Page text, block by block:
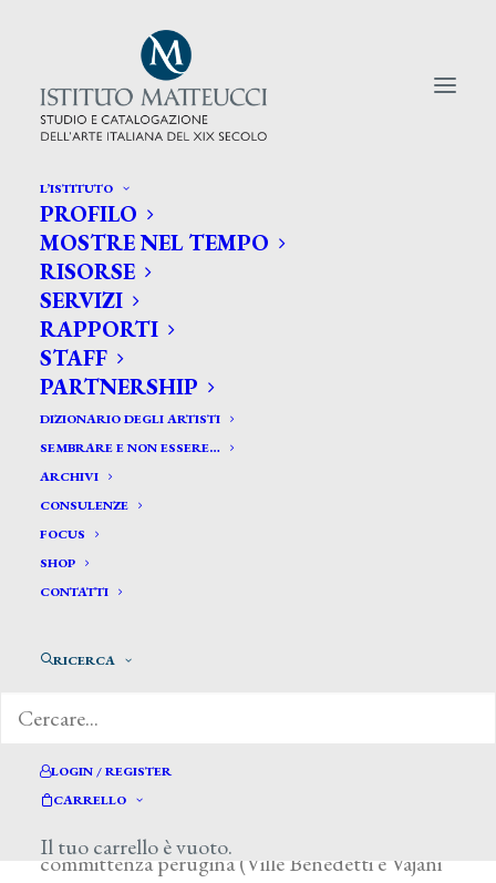
L’ISTITUTO
PROFILO
MOSTRE NEL TEMPO
RISORSE
SERVIZI
RAPPORTI
STAFF
PARTNERSHIP
DIZIONARIO DEGLI ARTISTI
SEMBRARE E NON ESSERE…
ARCHIVI
CONSULENZE
FOCUS
SHOP
CONTATTI
RICERCA
LOGIN / REGISTER
CARRELLO
Il tuo carrello è vuoto.
CERCA TRA GLI ARTISTI:
Search
for:
Giancarli Alfredo*
GIANCARLI ALFREDO
Ebbe la sua formazione all’Accademia di Belle
coinvolsero nella decorazione di diverse chiese
committenza perugina (Ville Benedetti e Vajani